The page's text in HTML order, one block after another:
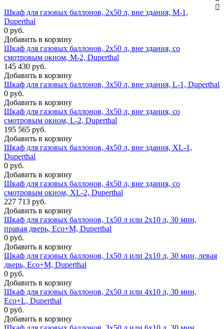
Шкаф для газовых баллонов, 2x50 л, вне здания, М-1,
Duperthal
0 руб.
Добавить в корзину
Шкаф для газовых баллонов, 2x50 л, вне здания, со
смотровым окном, М-2, Duperthal
145 430 руб.
Добавить в корзину
Шкаф для газовых баллонов, 3x50 л, вне здания, L-1, Duperthal
0 руб.
Добавить в корзину
Шкаф для газовых баллонов, 3x50 л, вне здания, со
смотровым окном, L-2, Duperthal
195 565 руб.
Добавить в корзину
Шкаф для газовых баллонов, 4x50 л, вне здания, XL-1,
Duperthal
0 руб.
Добавить в корзину
Шкаф для газовых баллонов, 4x50 л, вне здания, со
смотровым окном, XL-2, Duperthal
227 713 руб.
Добавить в корзину
Шкаф для газовых баллонов, 1x50 л или 2x10 л, 30 мин,
правая дверь, Eco+M, Duperthal
0 руб.
Добавить в корзину
Шкаф для газовых баллонов, 1x50 л или 2x10 л, 30 мин, левая
дверь, Eco+M, Duperthal
0 руб.
Добавить в корзину
Шкаф для газовых баллонов, 2x50 л или 4x10 л, 30 мин,
Eco+L, Duperthal
0 руб.
Добавить в корзину